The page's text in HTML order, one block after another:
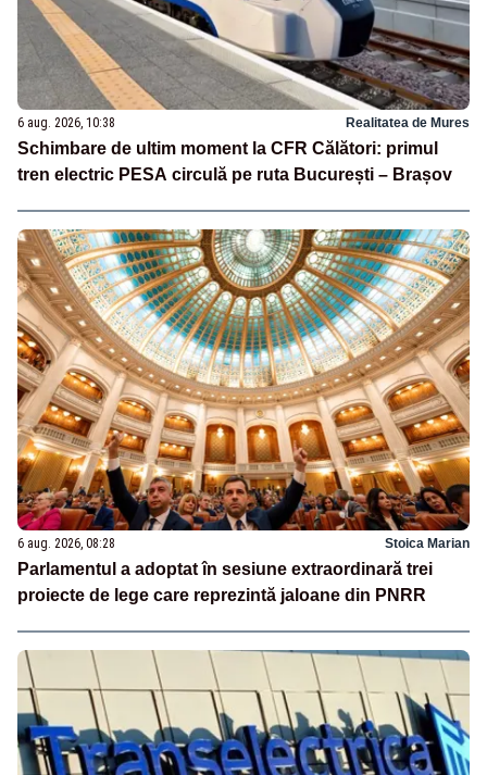
6 aug. 2026, 10:38 Realitatea de Mures
Schimbare de ultim moment la CFR Călători: primul
tren electric PESA circulă pe ruta București – Brașov
6 aug. 2026, 08:28 Stoica Marian
Parlamentul a adoptat în sesiune extraordinară trei
proiecte de lege care reprezintă jaloane din PNRR